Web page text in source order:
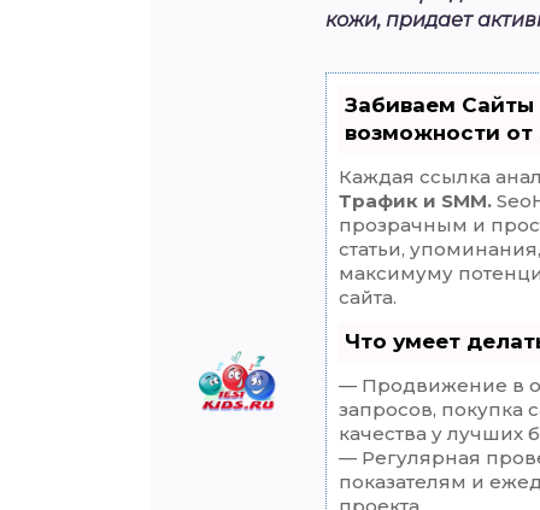
кожи, придает
Забиваем
возможности от
Каждая ссылка
Трафик и SMM.
прозрачным и
статьи,
максимуму
сайта.
Что умеет
— Продвижение в
запросов, покупка
качества у лучших
— Регулярная
показателям и